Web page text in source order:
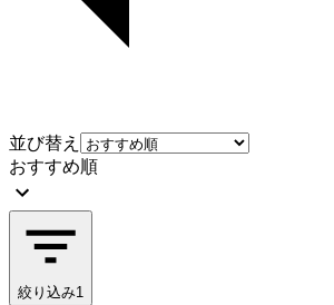
並び替え
おすすめ順
絞り込み1